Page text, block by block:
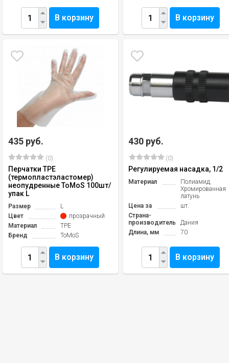
В корзину В корзину
435 руб.
(0)
Перчатки TPE
(термопластэластомер)
неопудренные ToMoS 100шт/
упак L
Размер
L
Цвет
прозрачный
Материал
ТРЕ
Бренд
ToMoS
В корзину
430 руб.
(0)
Регулируемая насадка, 1/2
Материал
Полиамид,
Хромированная
латунь
Цена за
шт.
Страна-
производитель
Дания
Длина, мм
70
В корзину